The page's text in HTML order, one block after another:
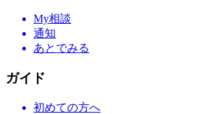
My相談
通知
あとでみる
ガイド
初めての方へ